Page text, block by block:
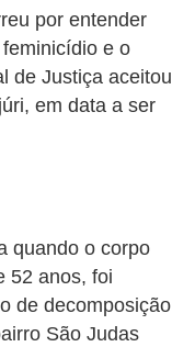
por entender
e o
de Justiça aceitou
em data a ser
quando o corpo
52 anos, foi
de decomposição
São Judas